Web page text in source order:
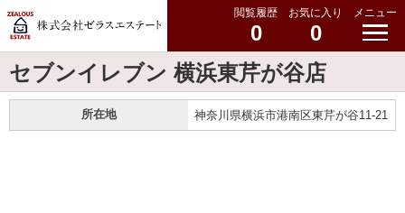
閲覧履歴
0
お気に入り
0
メニュー
セブンイレブン 横浜東芹が谷店
所在地 神奈川県横浜市港南区東芹が谷11-21